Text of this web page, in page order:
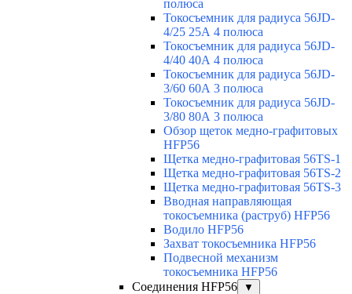
полюса
Токосъемник для радиуса 56JD-
4/25 25А 4 полюса
Токосъемник для радиуса 56JD-
4/40 40А 4 полюса
Токосъемник для радиуса 56JD-
3/60 60А 3 полюса
Токосъемник для радиуса 56JD-
3/80 80А 3 полюса
Обзор щеток медно-графитовых
HFP56
Щетка медно-графитовая 56TS-1
Щетка медно-графитовая 56TS-2
Щетка медно-графитовая 56TS-3
Вводная направляющая
токосъемника (раструб) HFP56
Водило HFP56
Захват токосъемника HFP56
Подвесной механизм
токосъемника HFP56
Соединения HFP56
▼